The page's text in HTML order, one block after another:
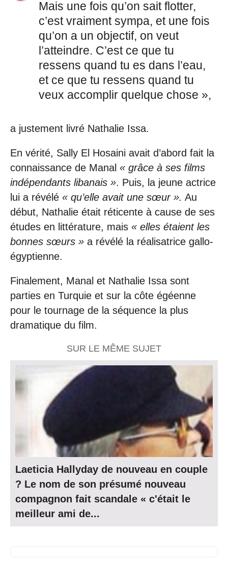
Mais une fois qu’on sait flotter,
c’est vraiment sympa, et une fois
qu’on a un objectif, on veut
l’atteindre. C’est ce que tu
ressens quand tu es dans l’eau,
et ce que tu ressens quand tu
veux accomplir quelque chose »,
a justement livré Nathalie Issa.
En vérité, Sally El Hosaini avait d’abord fait la
connaissance de Manal « grâce à ses films
indépendants libanais ». Puis, la jeune actrice
lui a révélé « qu’elle avait une sœur ». Au
début, Nathalie était réticente à cause de ses
études en littérature, mais « elles étaient les
bonnes sœurs » a révélé la réalisatrice gallo-
égyptienne.
Finalement, Manal et Nathalie Issa sont
parties en Turquie et sur la côte égéenne
pour le tournage de la séquence la plus
dramatique du film.
SUR LE MÊME SUJET
Laeticia Hallyday de nouveau en couple
? Le nom de son présumé nouveau
compagnon fait scandale « c'était le
meilleur ami de...